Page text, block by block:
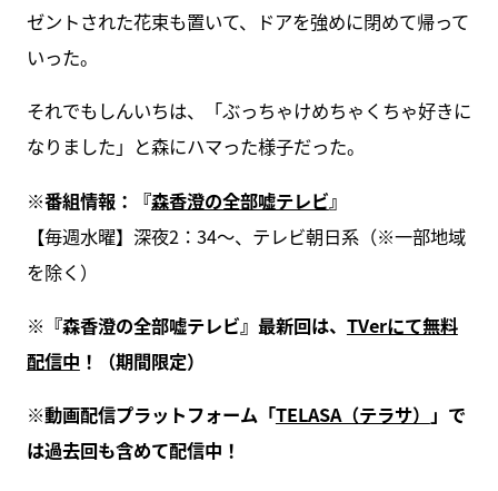
ゼントされた花束も置いて、ドアを強めに閉めて帰って
いった。
それでもしんいちは、「ぶっちゃけめちゃくちゃ好きに
なりました」と森にハマった様子だった。
※番組情報：『森香澄の全部嘘テレビ』
【毎週水曜】深夜2：34～、テレビ朝日系（※一部地域
を除く）
※『森香澄の全部嘘テレビ』最新回は、 TVerにて無料
配信中 ！（期間限定）
※動画配信プラットフォーム「TELASA（テラサ） 」で
は過去回も含めて配信中！